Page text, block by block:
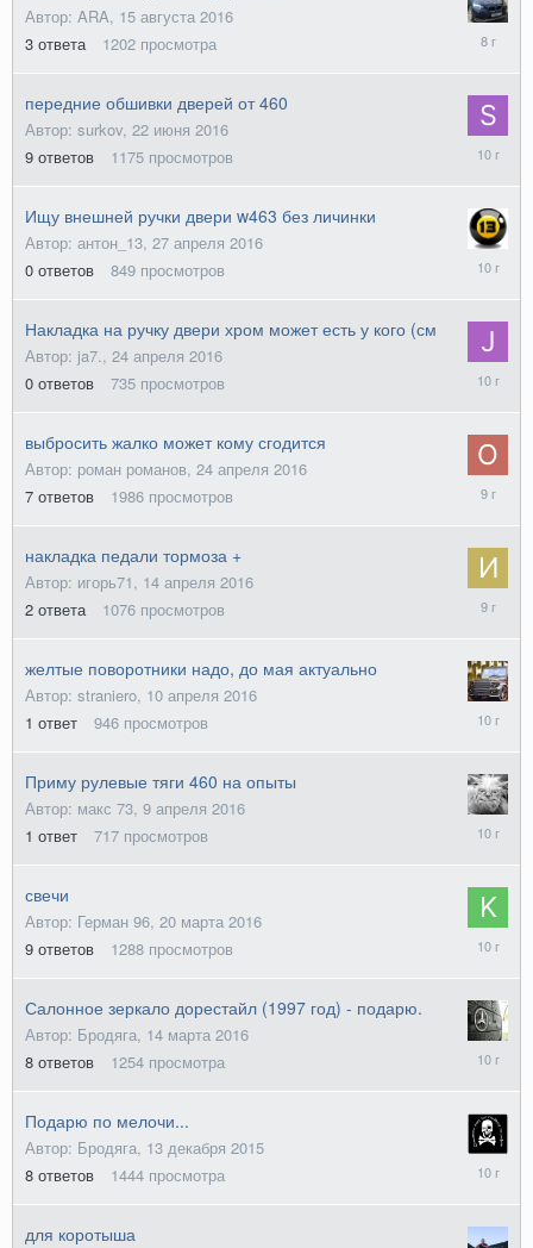
Автор: ARA, 15 августа 2016
3 ответа 1202 просмотра
октября
2017
передние обшивки дверей от 460
Автор: surkov, 22 июня 2016
9 ответов 1175 просмотров
24
июня
2016
Ищу внешней ручки двери w463 без личинки
Автор: антон_13, 27 апреля 2016
0 ответов 849 просмотров
27
апреля
2016
Накладка на ручку двери хром может есть у кого (см
Автор: ja7., 24 апреля 2016
0 ответов 735 просмотров
24
апреля
2016
выбросить жалко может кому сгодится
Автор: роман романов, 24 апреля 2016
7 ответов 1986 просмотров
15
августа
2016
накладка педали тормоза +
Автор: игорь71, 14 апреля 2016
2 ответа 1076 просмотров
24
августа
2016
желтые поворотники надо, до мая актуально
Автор: straniero, 10 апреля 2016
1 ответ 946 просмотров
11
апреля
2016
Приму рулевые тяги 460 на опыты
Автор: макс 73, 9 апреля 2016
1 ответ 717 просмотров
25
июля
2016
свечи
Автор: Герман 96, 20 марта 2016
9 ответов 1288 просмотров
29
марта
2016
Салонное зеркало дорестайл (1997 год) - подарю.
Автор: Бродяга, 14 марта 2016
8 ответов 1254 просмотра
апреля
2016
Подарю по мелочи...
Автор: Бродяга, 13 декабря 2015
8 ответов 1444 просмотра
14
декабря
2015
для коротыша